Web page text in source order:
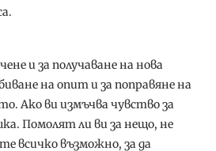
и за получаване на нова
на опит и за поправяне на
Ако ви измъчва чувство за
Помолят ли ви за нещо, не
всичко възможно, за да